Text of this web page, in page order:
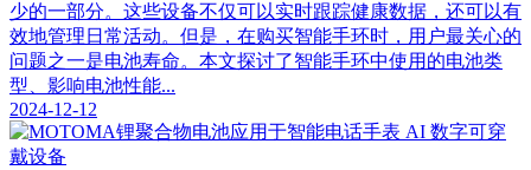
少的一部分。这些设备不仅可以实时跟踪健康数据，还可以有
效地管理日常活动。但是，在购买智能手环时，用户最关心的
问题之一是电池寿命。本文探讨了智能手环中使用的电池类
型、影响电池性能...
2024-12-12